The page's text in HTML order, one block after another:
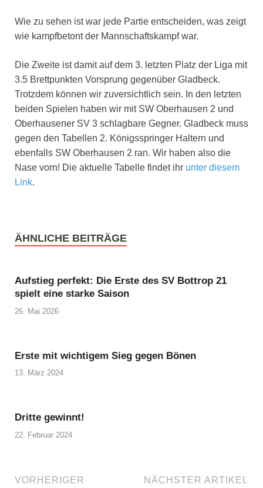
Wie zu sehen ist war jede Partie entscheiden, was zeigt
wie kampfbetont der Mannschaftskampf war.
Die Zweite ist damit auf dem 3. letzten Platz der Liga mit
3.5 Brettpunkten Vorsprung gegenüber Gladbeck.
Trotzdem können wir zuversichtlich sein. In den letzten
beiden Spielen haben wir mit SW Oberhausen 2 und
Oberhausener SV 3 schlagbare Gegner. Gladbeck muss
gegen den Tabellen 2. Königsspringer Haltern und
ebenfalls SW Oberhausen 2 ran. Wir haben also die
Nase vorn! Die aktuelle Tabelle findet ihr unter diesem
Link.
ÄHNLICHE BEITRÄGE
Aufstieg perfekt: Die Erste des SV Bottrop 21
spielt eine starke Saison
26. Mai 2026
Erste mit wichtigem Sieg gegen Bönen
13. März 2024
Dritte gewinnt!
22. Februar 2024
VORHERIGER
NÄCHSTER ARTIKEL